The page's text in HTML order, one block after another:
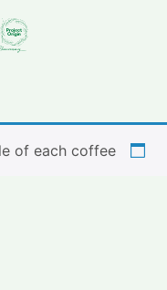
of each coffee (: